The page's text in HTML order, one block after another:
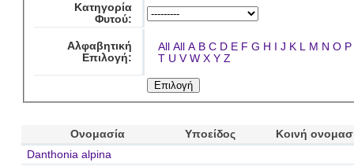
Κατηγορία
Φυτού:
Αλφαβητική
Επιλογή:
All All A B C D E F G H I J K L M N O P
T U V W X Y Z
Ονομασία Υποείδος
Κοινή
Danthonia alpina